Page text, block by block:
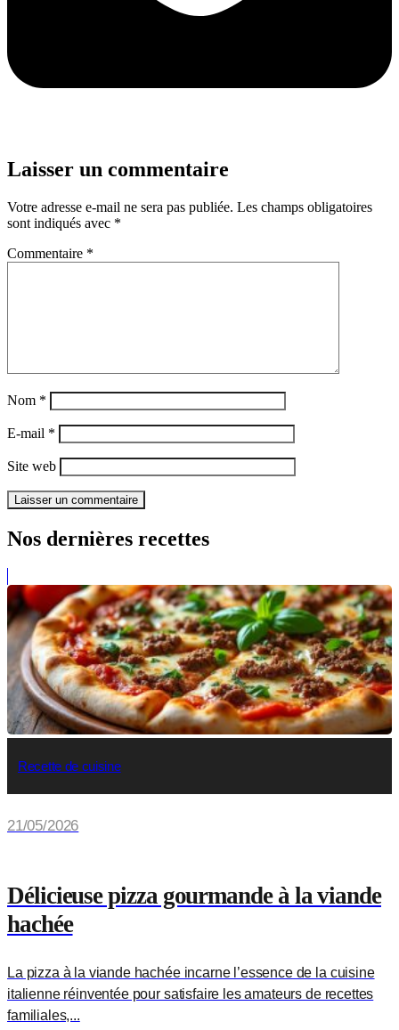
Laisser un commentaire
Votre adresse e-mail ne sera pas publiée. Les champs obligatoires
sont indiqués avec *
Commentaire *
Nom *
E-mail *
Site web
Nos dernières recettes
Recette de cuisine
21/05/2026
Délicieuse pizza gourmande à la viande
hachée
La pizza à la viande hachée incarne l’essence de la cuisine
italienne réinventée pour satisfaire les amateurs de recettes
familiales,...